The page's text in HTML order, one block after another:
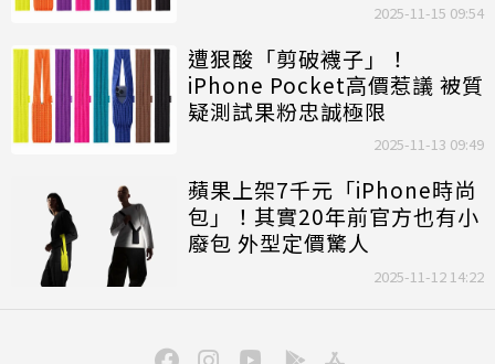
2025-11-15 09:54
遭狠酸「剪破襪子」！
iPhone Pocket高價惹議 被質
疑測試果粉忠誠極限
2025-11-13 09:49
蘋果上架7千元「iPhone時尚
包」！其實20年前官方也有小
廢包 外型定價驚人
2025-11-12 14:22